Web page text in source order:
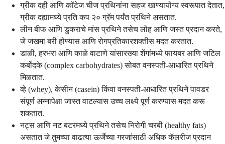
ग्रीक दही आणि कॉटेज चीज प्रथिनांना सहज खाण्यायोग्य स्वरूपात देतात,
ग्रीक दह्यामध्ये प्रति कप २० ग्रॅम पर्यंत प्रथिने असतात.
लीन बीफ आणि डुकराचे मांस प्रथिने तसेच लोह आणि जस्त प्रदान करते,
जे जखमा बरी होण्यास आणि रोगप्रतिकारशक्तीस मदत करतात.
डाळी, हरभरा आणि काळे वाटाणे यांसारख्या शेंगांमध्ये फायबर आणि जटिल
कर्बोदके (complex carbohydrates) सोबत वनस्पती-आधारित प्रथिने
मिळतात.
व्हे (whey), केसीन (casein) किंवा वनस्पती-आधारित प्रथिने पावडर
संपूर्ण अन्नापेक्षा जास्त वाटल्यास उच्च लक्ष्ये पूर्ण करण्यास मदत करू
शकतात.
नट्स आणि नट बटरमध्ये प्रथिने तसेच निरोगी चरबी (healthy fats)
असतात जे तुमच्या वाढत्या ऊर्जेच्या गरजांसाठी अधिक कॅलरीज प्रदान